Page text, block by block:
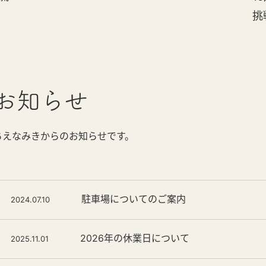
挑
知らせ
なみきからのお知らせです。
2024.07.10 駐車場についてのご案内
2025.11.01 2026年の休業日について